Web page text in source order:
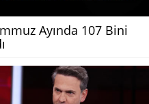
Ayında 107 Bini